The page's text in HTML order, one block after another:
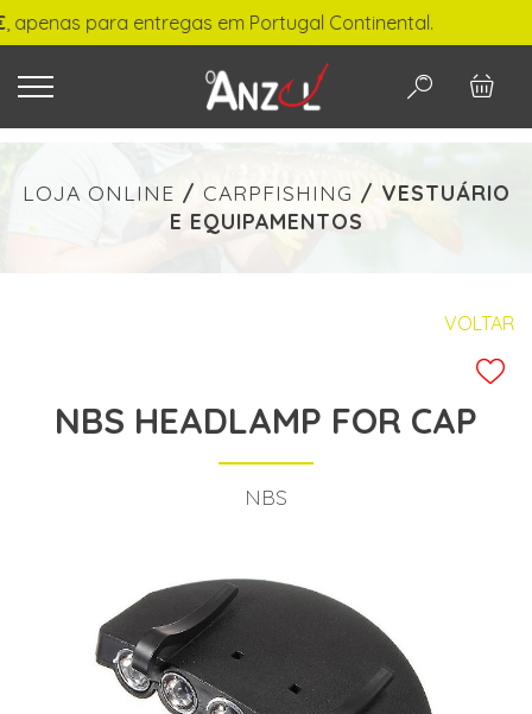
O QUE PROCURA?
-
PESQUISAR
para entregas em Portugal Continental.
LOJA ONLINE / CARPFISHING / VESTUÁRIO
E EQUIPAMENTOS
VOLTAR
NBS HEADLAMP FOR CAP
NBS